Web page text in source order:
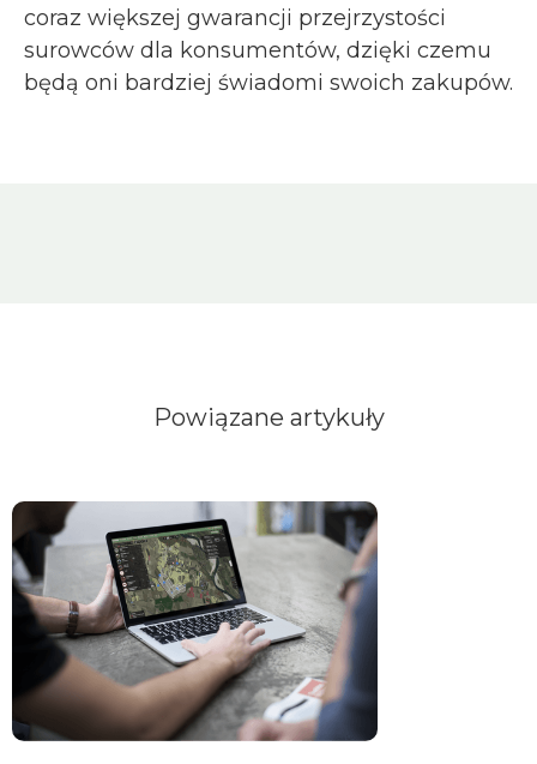
coraz większej gwarancji przejrzystości
surowców dla konsumentów, dzięki czemu
będą oni bardziej świadomi swoich zakupów.
Powiązane artykuły